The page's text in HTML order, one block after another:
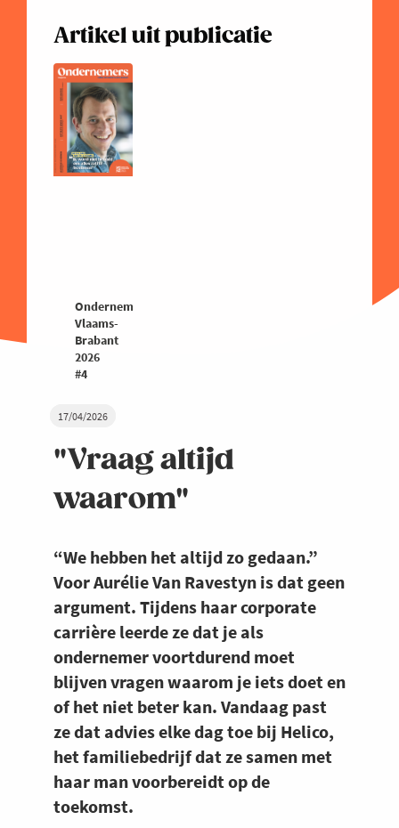
17/04/2026
"Vraag altijd
waarom"
“We hebben het altijd zo gedaan.”
Voor Aurélie Van Ravestyn is dat geen
argument. Tijdens haar corporate
carrière leerde ze dat je als
ondernemer voortdurend moet
blijven vragen waarom je iets doet en
of het niet beter kan. Vandaag past
ze dat advies elke dag toe bij Helico,
het familiebedrijf dat ze samen met
haar man voorbereidt op de
toekomst.
Artikel uit publicatie
Ondernemers
Vlaams-
Brabant
2026
#4